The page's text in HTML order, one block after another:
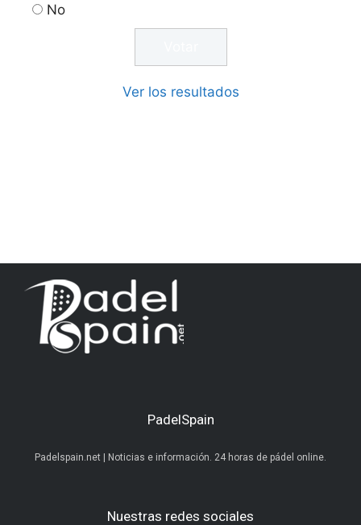
No
Ver los resultados
PadelSpain
Padelspain.net | Noticias e información. 24 horas de pádel online.
Nuestras redes sociales